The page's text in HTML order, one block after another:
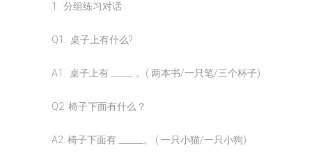
1. 分组练习对话
Q1. 桌子上有什么?
A1. 桌子上有 _____ 。( 两本书/一只笔/三个杯子)
Q2. 椅子下面有什么？
A2. 椅子下面有 ______。 ( 一只小猫/一只小狗)